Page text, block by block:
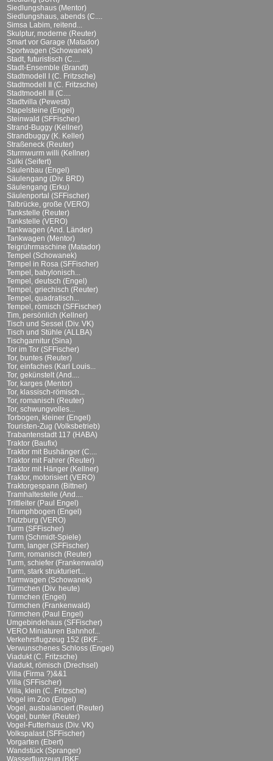
Siedlungshaus (Mentor)
Siedlungshaus, abends (C....
Simsa Labim, reitend...
Skulptur, moderne (Reuter)
Smart vor Garage (Matador)
Sportwagen (Schowanek)
Stadt, futuristisch (C....
Stadt-Ensemble (Brandt)
Stadtmodell I (C. Fritzsche)
Stadtmodell II (C. Fritzsche)
Stadtmodell III (C....
Stadtvilla (Pewesti)
Stapelsteine (Engel)
Steinwald (SFFischer)
Strand-Buggy (Kellner)
Strandbuggy (K. Keller)
Straßeneck (Reuter)
Sturmwurm willi (Kellner)
Sulki (Seifert)
Säulenbau (Engel)
Säulengang (Div. BRD)
Säulengang (Erku)
Säulenportal (SFFischer)
Talbrücke, große (VERO)
Tankstelle (Reuter)
Tankstelle (VERO)
Tankwagen (And. Länder)
Tankwagen (Mentor)
Teigrührmaschine (Matador)
Tempel (Schowanek)
Tempel in Rosa (SFFischer)
Tempel, babylonisch...
Tempel, deutsch (Engel)
Tempel, griechisch (Reuter)
Tempel, quadratisch...
Tempel, römisch (SFFischer)
Tim, persönlich (Kellner)
Tisch und Sessel (Div. VK)
Tisch und Stühle (ALLBA)
Tischgarnitur (Sina)
Tor im Tor (SFFischer)
Tor, buntes (Reuter)
Tor, einfaches (Karl Louis...
Tor, gekünstelt (And....
Tor, karges (Mentor)
Tor, klassisch-römisch...
Tor, romanisch (Reuter)
Tor, schwungvolles...
Torbogen, kleiner (Engel)
Touristen-Zug (Volksbetrieb)
Trabantenstadt 117 (HABA)
Traktor (Baufix)
Traktor mit Bushänger (C....
Traktor mit Fahrer (Reuter)
Traktor mit Hänger (Kellner)
Traktor, motorisiert (VERO)
Traktorgespann (Bittner)
Tramhaltestelle (And....
Trittleiter (Paul Engel)
Triumphbogen (Engel)
Trutzburg (VERO)
Turm (SFFischer)
Turm (Schmidt-Spiele)
Turm, langer (SFFischer)
Turm, romanisch (Reuter)
Turm, schiefer (Frankenwald)
Turm, stark strukturiert...
Turmwagen (Schowanek)
Türmchen (Div. heute)
Türmchen (Engel)
Türmchen (Frankenwald)
Türmchen (Paul Engel)
Umgebindehaus (SFFischer)
VERO Miniaturen Bahnhof...
Verkehrsflugzeug 152 (BKF...
Verwunschenes Schloss (Engel)
Viadukt (C. Fritzsche)
Viadukt, römisch (Drechsel)
Villa (Firma ?)&&1
Villa (SFFischer)
Villa, klein (C. Fritzsche)
Vogel im Zoo (Engel)
Vogel, ausbalanciert (Reuter)
Vogel, bunter (Reuter)
Vogel-Futterhaus (Div. VK)
Volkspalast (SFFischer)
Vorgarten (Ebert)
Wandstück (Spranger)
Wasserflugzeug (BKF